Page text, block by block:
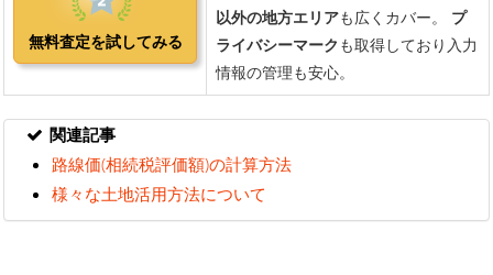
関連記事
路線価(相続税評価額)の計算方法
様々な土地活用方法について